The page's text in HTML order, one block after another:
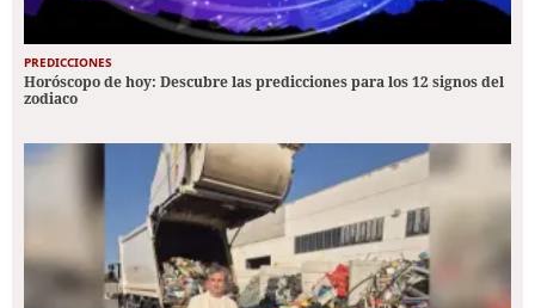
PREDICCIONES
Horóscopo de hoy: Descubre las predicciones para los 12 signos del
zodiaco